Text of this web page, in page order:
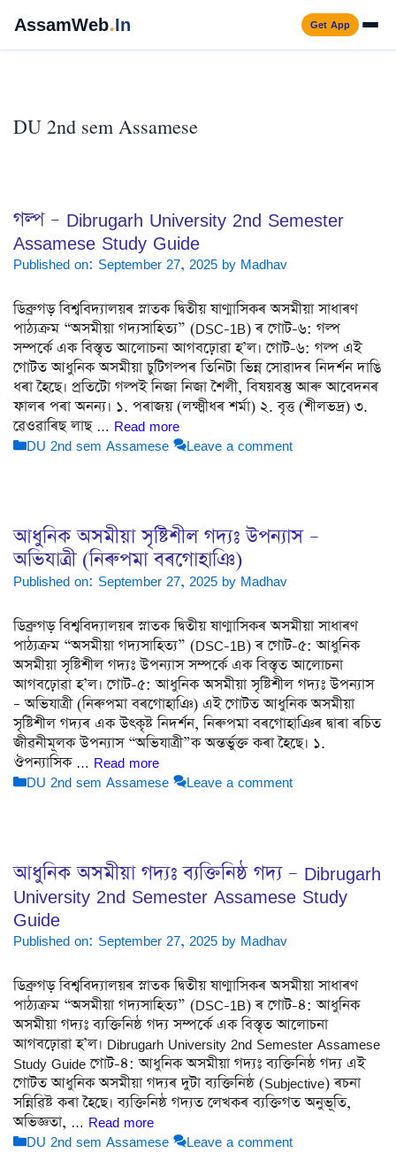
content
AssamWeb.In Get App
DU 2nd sem Assamese
গল্প – Dibrugarh University 2nd Semester
Assamese Study Guide
Published on: September 27, 2025 by Madhav
ডিব্ৰুগড় বিশ্ববিদ্যালয়ৰ স্নাতক দ্বিতীয় ষাণ্মাসিকৰ অসমীয়া সাধাৰণ
পাঠ্যক্ৰম “অসমীয়া গদ্যসাহিত্য” (DSC-1B) ৰ গোট-৬: গল্প
সম্পৰ্কে এক বিস্তৃত আলোচনা আগবঢ়োৱা হ’ল। গোট-৬: গল্প এই
গোটত আধুনিক অসমীয়া চুটিগল্পৰ তিনিটা ভিন্ন সোৱাদৰ নিদৰ্শন দাঙি
ধৰা হৈছে। প্ৰতিটো গল্পই নিজা নিজা শৈলী, বিষয়বস্তু আৰু আবেদনৰ
ফালৰ পৰা অনন্য। ১. পৰাজয় (লক্ষ্মীধৰ শৰ্মা) ২. বৃত্ত (শীলভদ্ৰ) ৩.
ৱেওৱাৰিছ লাছ … Read more
Categories
DU 2nd sem Assamese Leave a comment
আধুনিক অসমীয়া সৃষ্টিশীল গদ্যঃ উপন্যাস –
অভিযাত্রী (নিৰুপমা বৰগোহাঞি)
Published on: September 27, 2025 by Madhav
ডিব্ৰুগড় বিশ্ববিদ্যালয়ৰ স্নাতক দ্বিতীয় ষাণ্মাসিকৰ অসমীয়া সাধাৰণ
পাঠ্যক্ৰম “অসমীয়া গদ্যসাহিত্য” (DSC-1B) ৰ গোট-৫: আধুনিক
অসমীয়া সৃষ্টিশীল গদ্যঃ উপন্যাস সম্পৰ্কে এক বিস্তৃত আলোচনা
আগবঢ়োৱা হ’ল। গোট-৫: আধুনিক অসমীয়া সৃষ্টিশীল গদ্যঃ উপন্যাস
– অভিযাত্রী (নিৰুপমা বৰগোহাঞি) এই গোটত আধুনিক অসমীয়া
সৃষ্টিশীল গদ্যৰ এক উৎকৃষ্ট নিদৰ্শন, নিৰুপমা বৰগোহাঞিৰ দ্বাৰা ৰচিত
জীৱনীমূলক উপন্যাস “অভিযাত্রী”ক অন্তৰ্ভুক্ত কৰা হৈছে। ১.
ঔপন্যাসিক … Read more
Categories
DU 2nd sem Assamese Leave a comment
আধুনিক অসমীয়া গদ্যঃ ব্যক্তিনিষ্ঠ গদ্য – Dibrugarh
University 2nd Semester Assamese Study
Guide
Published on: September 27, 2025 by Madhav
ডিব্ৰুগড় বিশ্ববিদ্যালয়ৰ স্নাতক দ্বিতীয় ষাণ্মাসিকৰ অসমীয়া সাধাৰণ
পাঠ্যক্ৰম “অসমীয়া গদ্যসাহিত্য” (DSC-1B) ৰ গোট-৪: আধুনিক
অসমীয়া গদ্যঃ ব্যক্তিনিষ্ঠ গদ্য সম্পৰ্কে এক বিস্তৃত আলোচনা
আগবঢ়োৱা হ’ল। Dibrugarh University 2nd Semester Assamese
Study Guide গোট-৪: আধুনিক অসমীয়া গদ্যঃ ব্যক্তিনিষ্ঠ গদ্য এই
গোটত আধুনিক অসমীয়া গদ্যৰ দুটা ব্যক্তিনিষ্ঠ (Subjective) ৰচনা
সন্নিৱিষ্ট কৰা হৈছে। ব্যক্তিনিষ্ঠ গদ্যত লেখকৰ ব্যক্তিগত অনুভূতি,
অভিজ্ঞতা, … Read more
Categories
DU 2nd sem Assamese Leave a comment